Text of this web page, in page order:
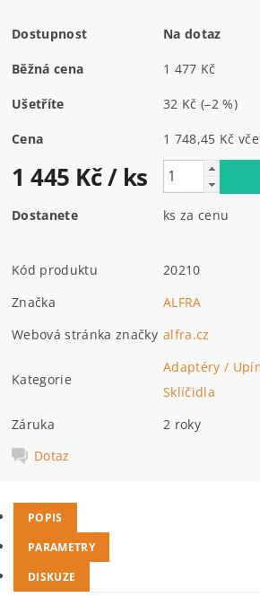
Dostupnost Na dotaz
Běžná cena 1 477 Kč
Ušetříte 32 Kč(–2 %)
Cena 1
1 445 Kč/ ks
Dostanete ks za cenu
Kód produktu
20210
Značka
ALFRA
Webová stránka značky alfra.cz
Kategorie
Adaptéry /
Sklíčidla
Záruka
2 roky
Dotaz
POPIS
PARAMETRY
DISKUZE